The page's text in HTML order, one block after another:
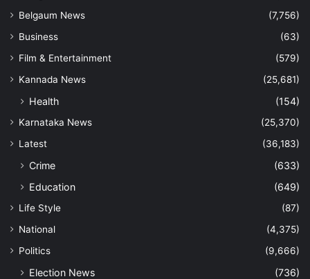
Belgaum News
(7,756)
Business
(63)
Film & Entertainment
(579)
Kannada News
(25,681)
Health (154)
Karnataka News
(25,370)
Latest
(36,183)
Crime
(633)
Education
(649)
Life Style
(87)
National
(4,375)
Politics
(9,666)
Election News (736)